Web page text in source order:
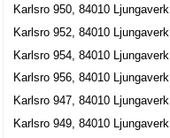
Karlsro 950, 84010 Ljungaverk
Karlsro 952, 84010 Ljungaverk
Karlsro 954, 84010 Ljungaverk
Karlsro 956, 84010 Ljungaverk
Karlsro 947, 84010 Ljungaverk
Karlsro 949, 84010 Ljungaverk